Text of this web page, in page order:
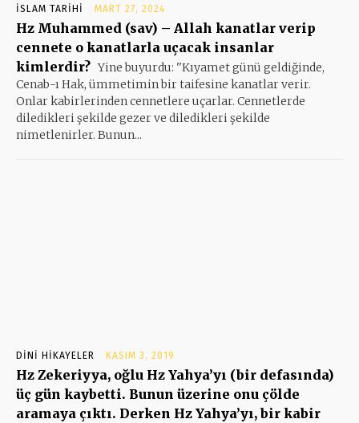
İSLAM TARIHI MART 27, 2024
Hz Muhammed (sav) – Allah kanatlar verip
cennete o kanatlarla uçacak insanlar
kimlerdir? Yine buyurdu: ''Kıyamet günü geldiğinde,
Cenab-ı Hak, ümmetimin bir taifesine kanatlar verir.
Onlar kabirlerinden cennetlere uçarlar. Cennetlerde
diledikleri şekilde gezer ve diledikleri şekilde
nimetlenirler. Bunun...
DINI HIKAYELER KASIM 3, 2019
Hz Zekeriyya, oğlu Hz Yahya’yı (bir defasında)
üç gün kaybetti. Bunun üzerine onu çölde
aramaya çıktı. Derken Hz Yahya’yı, bir kabir